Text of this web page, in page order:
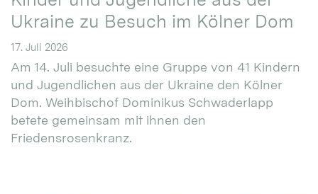
Ukraine zu Besuch im Kölner Dom
17. Juli 2026
Am 14. Juli besuchte eine Gruppe von 41 Kindern
und Jugendlichen aus der Ukraine den Kölner
Dom. Weihbischof Dominikus Schwaderlapp
betete gemeinsam mit ihnen den
Friedensrosenkranz.